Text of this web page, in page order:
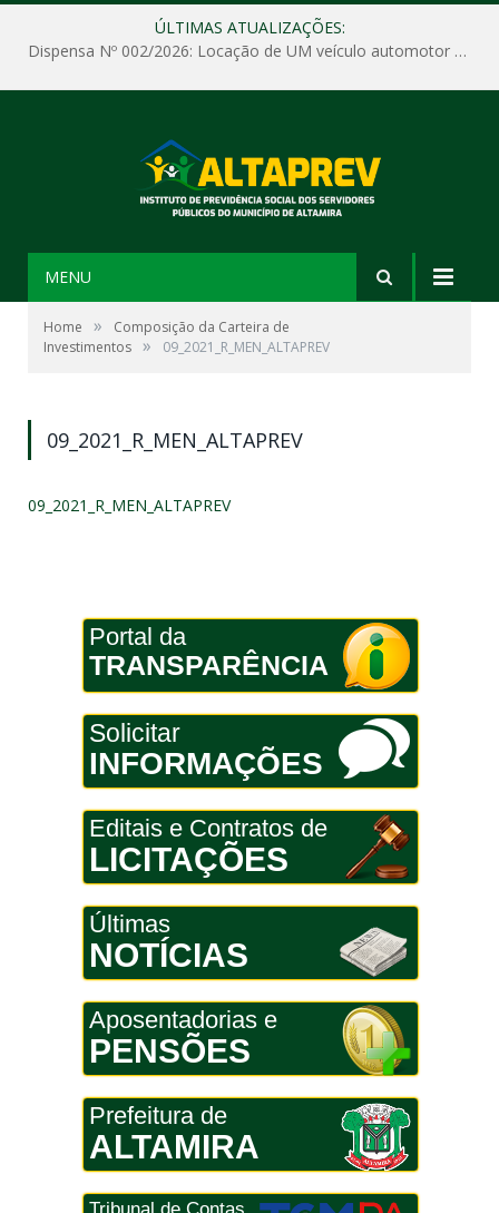
ÚLTIMAS ATUALIZAÇÕES:
Dispensa Nº 002/2026: Locação de UM veículo automotor sem motorista, tipo passeio, com seguro total e quilometragem livre, para atender as demandas operacionais e administrativas do Instituto de Previdência Social dos Servidores Públicos do Município de Altamira – PA – ALTAPREV.
MENU
Home »
Composição da Carteira de
Investimentos » 09_2021_R_MEN_ALTAPREV
09_2021_R_MEN_ALTAPREV
09_2021_R_MEN_ALTAPREV
Portal da
TRANSPARÊNCIA
Solicitar
INFORMAÇÕES
Editais e Contratos de
LICITAÇÕES
Últimas
NOTÍCIAS
Aposentadorias e
PENSÕES
Prefeitura de
ALTAMIRA